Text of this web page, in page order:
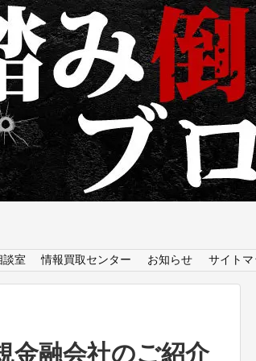
談室 情報買取センター お知らせ サイトマ
金融会社のご紹介